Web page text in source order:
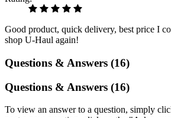
Good product, quick delivery, best price I
shop U-Haul again!
Questions & Answers (16)
Questions & Answers (16)
To view an answer to a question, simply